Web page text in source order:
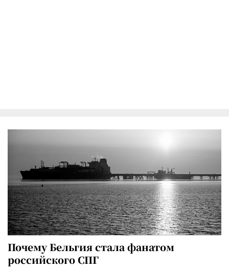
Почему Бельгия стала фанатом
российского СПГ